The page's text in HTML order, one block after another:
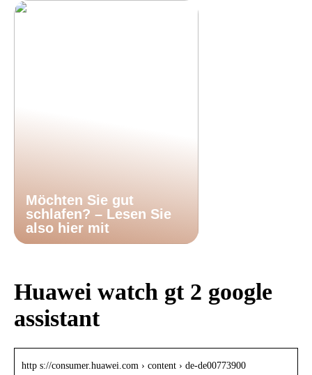
Möchten Sie gut
schlafen? – Lesen Sie
also hier mit
Huawei watch gt 2 google
assistant
http s://consumer.huawei.com › content › de-de00773900